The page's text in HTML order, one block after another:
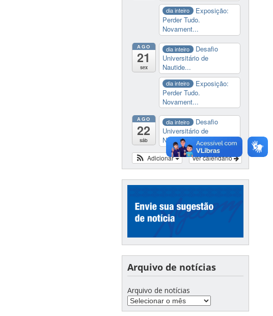
dia inteiro
Exposição:
Perder Tudo.
Novament...
AGO
21
sex
dia inteiro
Desafio
Universitário de
Nautide...
dia inteiro
Exposição:
Perder Tudo.
Novament...
AGO
22
sáb
dia inteiro
Desafio
Universitário de
Nautide...
Ver calendário
Adicionar
Arquivo de notícias
Arquivo de notícias